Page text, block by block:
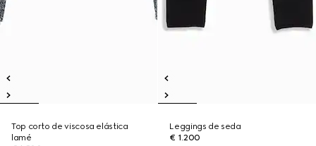
Top corto de viscosa elástica
lamé
Leggings de seda
€ 1.200